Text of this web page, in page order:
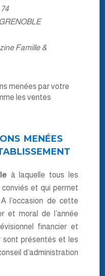
Famille &
menées par votre
les ventes
menées
à laquelle tous les
et qui permet
l’occasion de cette
et moral de l’année
financier et
sont présentés et les
d’administration